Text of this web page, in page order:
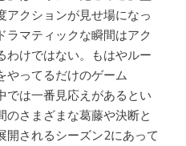
アクションが見せ場になっ
ラマティックな瞬間はアク
わけではない。もはやルー
やってるだけのゲーム
では一番見応えがあるとい
のさまざまな葛藤や決断と
開されるシーズン2にあって